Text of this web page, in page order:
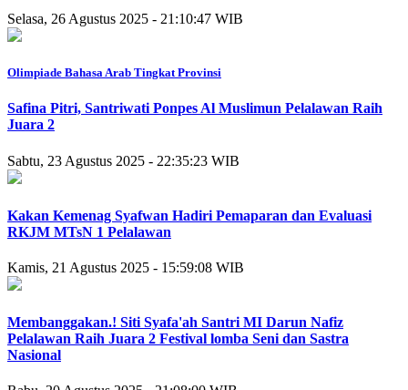
Selasa, 26 Agustus 2025 - 21:10:47 WIB
Olimpiade Bahasa Arab Tingkat Provinsi
Safina Pitri, Santriwati Ponpes Al Muslimun Pelalawan Raih
Juara 2
Sabtu, 23 Agustus 2025 - 22:35:23 WIB
Kakan Kemenag Syafwan Hadiri Pemaparan dan Evaluasi
RKJM MTsN 1 Pelalawan
Kamis, 21 Agustus 2025 - 15:59:08 WIB
Membanggakan.! Siti Syafa'ah Santri MI Darun Nafiz
Pelalawan Raih Juara 2 Festival lomba Seni dan Sastra
Nasional